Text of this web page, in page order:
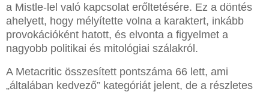
a Mistle-lel való kapcsolat erőltetésére. Ez a döntés
ahelyett, hogy mélyítette volna a karaktert, inkább
provokációként hatott, és elvonta a figyelmet a
nagyobb politikai és mitológiai szálakról.
A Metacritic összesített pontszáma 66 lett, ami
„általában kedvező” kategóriát jelent, de a részletes